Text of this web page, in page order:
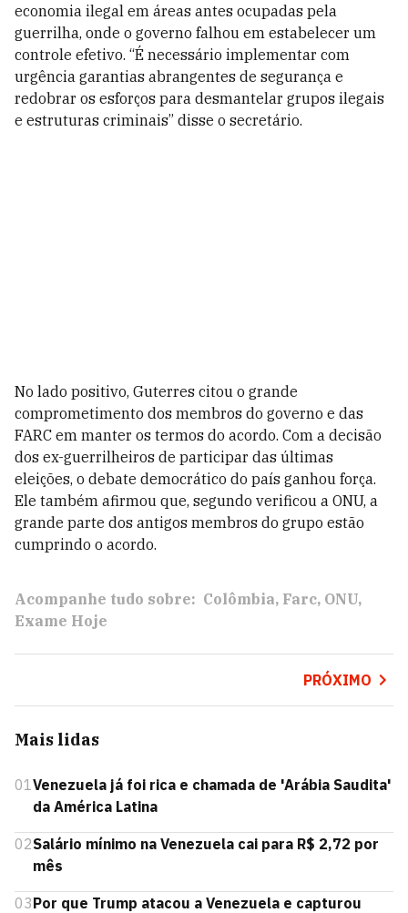
economia ilegal em áreas antes ocupadas pela
guerrilha, onde o governo falhou em estabelecer um
controle efetivo. “É necessário implementar com
urgência garantias abrangentes de segurança e
redobrar os esforços para desmantelar grupos ilegais
e estruturas criminais” disse o secretário.
No lado positivo, Guterres citou o grande
comprometimento dos membros do governo e das
FARC em manter os termos do acordo. Com a decisão
dos ex-guerrilheiros de participar das últimas
eleições, o debate democrático do país ganhou força.
Ele também afirmou que, segundo verificou a ONU, a
grande parte dos antigos membros do grupo estão
cumprindo o acordo.
Acompanhe tudo sobre: Colômbia Farc ONU
Exame Hoje
PRÓXIMO
Mais lidas
01Venezuela já foi rica e chamada de 'Arábia Saudita'
da América Latina
02Salário mínimo na Venezuela cai para R$ 2,72 por
mês
03Por que Trump atacou a Venezuela e capturou